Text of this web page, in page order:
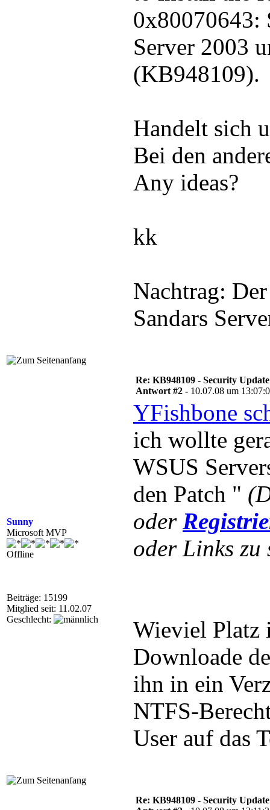
0x80070643:
Server 2003
(KB948109).
Handelt sich
Bei den
Any ideas?
kk
Nachtrag:
Sandars
Sunny
Microsoft MVP
Offline
Beiträge: 15199
Mitglied seit: 11.02.07
Geschlecht:
Re: KB948109 - Security
Antwort #2 - 10.07.08 um
YFishbone
ich wollte
WSUS
den Patch "
oder
oder Links zu
Wieviel Platz
Downloade
ihn in ein
NTFS-
User auf das
Re: KB948109 - Security